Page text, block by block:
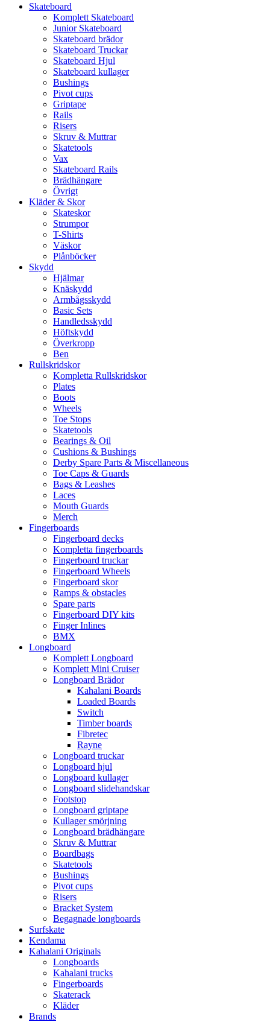
Skateboard
Komplett Skateboard
Junior Skateboard
Skateboard brädor
Skateboard Truckar
Skateboard Hjul
Skateboard kullager
Bushings
Pivot cups
Griptape
Rails
Risers
Skruv & Muttrar
Skatetools
Vax
Skateboard Rails
Brädhängare
Övrigt
Kläder & Skor
Skateskor
Strumpor
T-Shirts
Väskor
Plånböcker
Skydd
Hjälmar
Knäskydd
Armbågsskydd
Basic Sets
Handledsskydd
Höftskydd
Överkropp
Ben
Rullskridskor
Kompletta Rullskridskor
Plates
Boots
Wheels
Toe Stops
Skatetools
Bearings & Oil
Cushions & Bushings
Derby Spare Parts & Miscellaneous
Toe Caps & Guards
Bags & Leashes
Laces
Mouth Guards
Merch
Fingerboards
Fingerboard decks
Kompletta fingerboards
Fingerboard truckar
Fingerboard Wheels
Fingerboard skor
Ramps & obstacles
Spare parts
Fingerboard DIY kits
Finger Inlines
BMX
Longboard
Komplett Longboard
Komplett Mini Cruiser
Longboard Brädor
Kahalani Boards
Loaded Boards
Switch
Timber boards
Fibretec
Rayne
Longboard truckar
Longboard hjul
Longboard kullager
Longboard slidehandskar
Footstop
Longboard griptape
Kullager smörjning
Longboard brädhängare
Skruv & Muttrar
Boardbags
Skatetools
Bushings
Pivot cups
Risers
Bracket System
Begagnade longboards
Surfskate
Kendama
Kahalani Originals
Longboards
Kahalani trucks
Fingerboards
Skaterack
Kläder
Brands